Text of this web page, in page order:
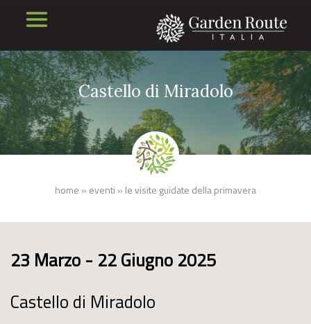
Castello di Miradolo
home » eventi » le visite guidate della primavera
23 Marzo - 22 Giugno 2025
Castello di Miradolo